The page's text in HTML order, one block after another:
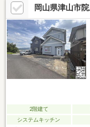
岡山県津山市
2階建て
システムキッチン